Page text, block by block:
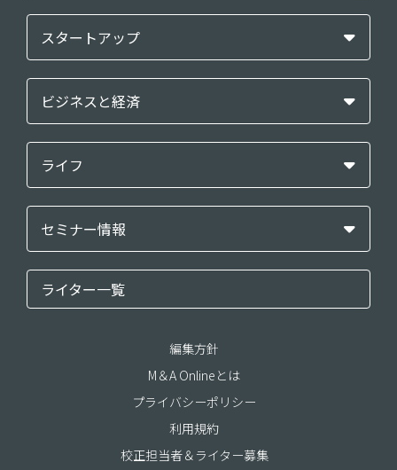
スタートアップ
ビジネスと経済
ライフ
セミナー情報
ライター一覧
編集方針
M＆A Onlineとは
プライバシーポリシー
利用規約
校正担当者＆ライター募集